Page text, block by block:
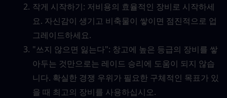
작게 시작하기: 저비용의 효율적인 장비로 시작하세
요. 자신감이 생기고 비축물이 쌓이면 점진적으로 업
그레이드하세요.
"쓰지 않으면 잃는다": 창고에 높은 등급의 장비를 쌓
아두는 것만으로는 레이드 승리에 도움이 되지 않습
니다. 확실한 경쟁 우위가 필요한 구체적인 목표가 있
을 때 최고의 장비를 사용하십시오.